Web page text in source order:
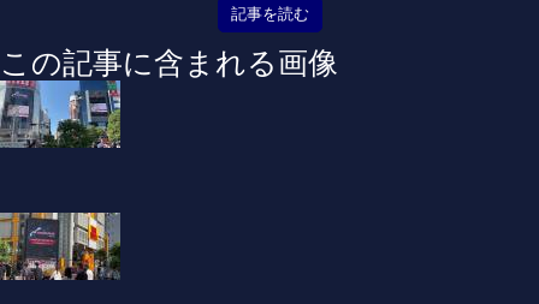
記事を読む
この記事に含まれる画像